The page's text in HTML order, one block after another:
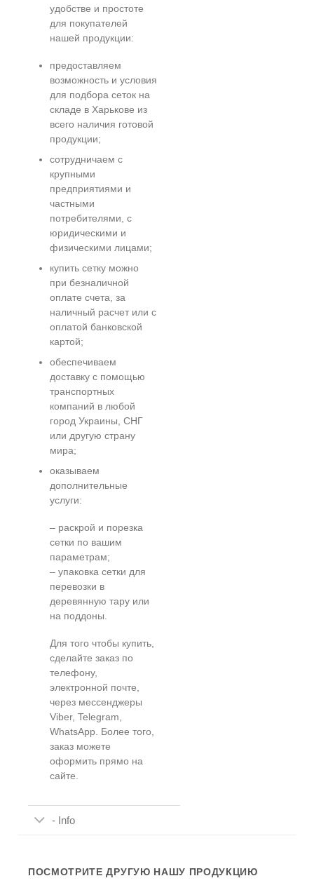
удобстве и простоте
для покупателей
нашей продукции:
предоставляем
возможность и условия
для подбора сеток на
складе в Харькове из
всего наличия готовой
продукции;
сотрудничаем с
крупными
предприятиями и
частными
потребителями, с
юридическими и
физическими лицами;
купить сетку можно
при безналичной
оплате счета, за
наличный расчет или с
оплатой банковской
картой;
обеспечиваем
доставку с помощью
транспортных
компаний в любой
город Украины, СНГ
или другую страну
мира;
оказываем
дополнительные
услуги:
– раскрой и порезка
сетки по вашим
параметрам;
– упаковка сетки для
перевозки в
деревянную тару или
на поддоны.
Для того чтобы купить,
сделайте заказ по
телефону,
электронной почте,
через мессенджеры
Viber, Telegram,
WhatsApp. Более того,
заказ можете
оформить прямо на
сайте.
- Info
ПОСМОТРИТЕ ДРУГУЮ НАШУ ПРОДУКЦИЮ